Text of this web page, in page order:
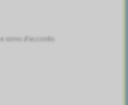
e sono d'accordo.